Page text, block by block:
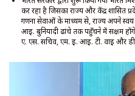
कर रहा है जिसका राज्य और केंद्र शासित
गणना सेवाओं के माध्यम से, राज्य अपने
आई. बुनियादी ढांचे तक पहुँचने में सक्षम
ए. एस. सचिव, एम. ई. आई. टी. वाई और